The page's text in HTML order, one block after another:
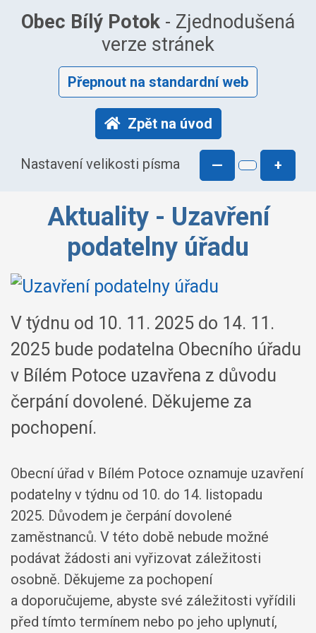
Obec Bílý Potok - Zjednodušená
verze stránek
Přepnout na standardní web
Zpět na úvod
Nastavení velikosti písma — +
Aktuality - Uzavření
podatelny úřadu
V týdnu od 10. 11. 2025 do 14. 11.
2025 bude podatelna Obecního úřadu
v Bílém Potoce uzavřena z důvodu
čerpání dovolené. Děkujeme za
pochopení.
Obecní úřad v Bílém Potoce oznamuje uzavření
podatelny v týdnu od 10. do 14. listopadu
2025. Důvodem je čerpání dovolené
zaměstnanců. V této době nebude možné
podávat žádosti ani vyřizovat záležitosti
osobně. Děkujeme za pochopení
a doporučujeme, abyste své záležitosti vyřídili
před tímto termínem nebo po jeho uplynutí,